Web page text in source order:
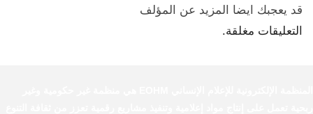
قد يعجبك ايضا
المزيد عن المؤلف
التعليقات مغلقة.